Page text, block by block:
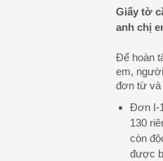
Giấy tờ
anh chị
Để hoàn
em,
đơn từ và
Đơn I-
130
còn
được